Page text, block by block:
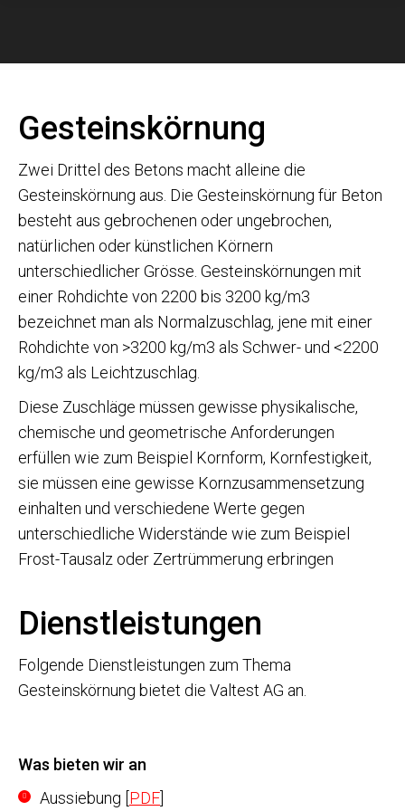
Gesteinskörnung
Zwei Drittel des Betons macht alleine die
Gesteinskörnung aus. Die Gesteinskörnung für Beton
besteht aus gebrochenen oder ungebrochen,
natürlichen oder künstlichen Körnern
unterschiedlicher Grösse. Gesteinskörnungen mit
einer Rohdichte von 2200 bis 3200 kg/m3
bezeichnet man als Normalzuschlag, jene mit einer
Rohdichte von >3200 kg/m3 als Schwer- und <2200
kg/m3 als Leichtzuschlag.
Diese Zuschläge müssen gewisse physikalische,
chemische und geometrische Anforderungen
erfüllen wie zum Beispiel Kornform, Kornfestigkeit,
sie müssen eine gewisse Kornzusammensetzung
einhalten und verschiedene Werte gegen
unterschiedliche Widerstände wie zum Beispiel
Frost-Tausalz oder Zertrümmerung erbringen
Dienstleistungen
Folgende Dienstleistungen zum Thema
Gesteinskörnung bietet die Valtest AG an.
Was bieten wir an
Aussiebung [ PDF